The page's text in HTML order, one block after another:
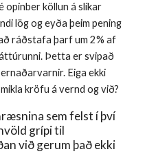
opinber köllun á slíkar
lög og eyða þeim pening
ráðstafa þarf um 2% af
Þetta er svipað
Eiga ekki
kröfu á vernd og við?
sem felst í því
grípi til
við gerum það ekki